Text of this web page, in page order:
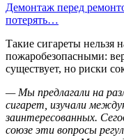
Демонтаж перед
потерять…
Такие сигареты нельзя
пожаробезопасными:
существует, но риски
— Мы предлагали на
сигарет, изучали
заинтересованных.
союзе эти вопросы